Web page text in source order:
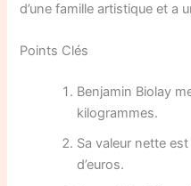
d’une famille artistique et a
Points Clés
Benjamin Biolay
kilogrammes.
Sa valeur nette
d’euros.